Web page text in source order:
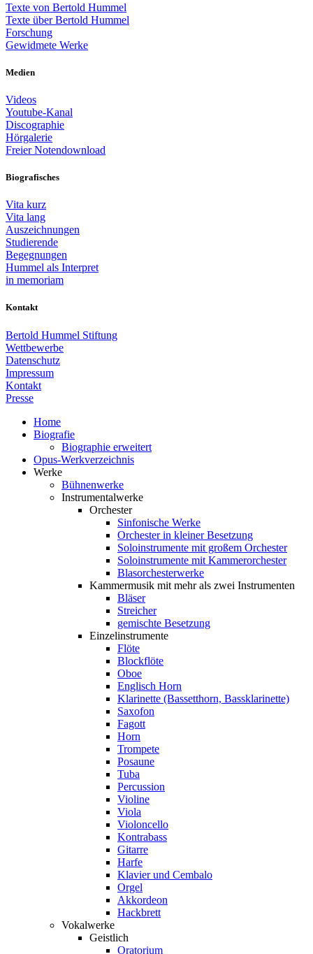
Texte von Bertold Hummel
Texte über Bertold Hummel
Forschung
Gewidmete Werke
Medien
Videos
Youtube-Kanal
Discographie
Hörgalerie
Freier Notendownload
Biografisches
Vita kurz
Vita lang
Auszeichnungen
Studierende
Begegnungen
Hummel als Interpret
in memoriam
Kontakt
Bertold Hummel Stiftung
Wettbewerbe
Datenschutz
Impressum
Kontakt
Presse
Home
Biografie
Biographie erweitert
Opus-Werkverzeichnis
Werke
Bühnenwerke
Instrumentalwerke
Orchester
Sinfonische Werke
Orchester in kleiner Besetzung
Soloinstrumente mit großem Orchester
Soloinstrumente mit Kammerorchester
Blasorchesterwerke
Kammermusik mit mehr als zwei Instrumenten
Bläser
Streicher
gemischte Besetzung
Einzelinstrumente
Flöte
Blockflöte
Oboe
Englisch Horn
Klarinette (Bassetthorn, Bassklarinette)
Saxofon
Fagott
Horn
Trompete
Posaune
Tuba
Percussion
Violine
Viola
Violoncello
Kontrabass
Gitarre
Harfe
Klavier und Cembalo
Orgel
Akkordeon
Hackbrett
Vokalwerke
Geistlich
Oratorium